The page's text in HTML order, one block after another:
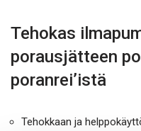
Tehokas
porausjätteen
poranrei’istä
Tehokkaan ja